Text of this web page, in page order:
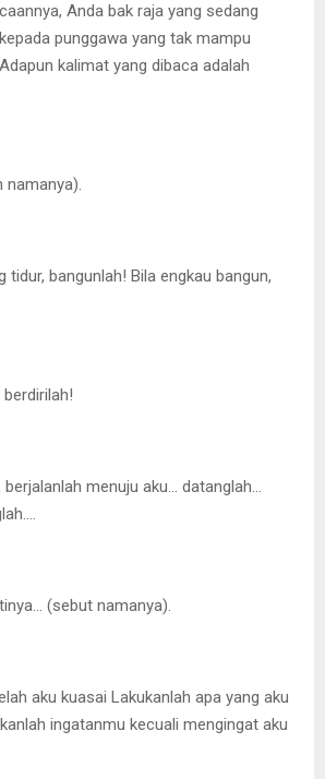
Anda bak raja yang sedang
punggawa yang tak mampu
kalimat yang dibaca adalah
namanya).
tidur, bangunlah! Bila engkau bangun,
berjalanlah menuju aku… datanglah…
(sebut namanya).
aku kuasai Lakukanlah apa yang aku
ingatanmu kecuali mengingat aku